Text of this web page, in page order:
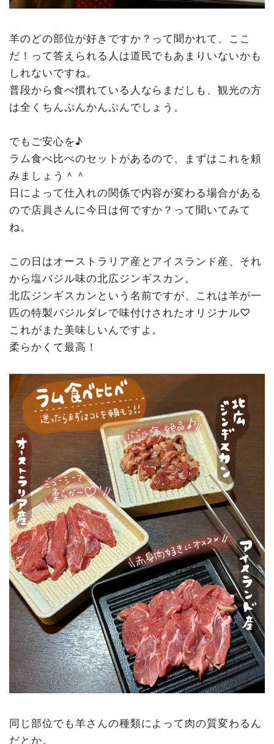
羊のどの部位が好きですか？って聞かれて、ここ
だ！って答えられる人は道民でもあまりいないかも
しれないですね。
普段から食べ慣れている人ならまだしも、観光の方
は全くちんぷんかんぷんでしょう。
でもご安心を♪
ラム食べ比べのセットがあるので、まずはこれを頼
みましょう＾＾
日によって仕入れの関係で内容が変わる場合がある
ので店員さんに今日は何ですか？って聞いてみて
ね。
この日はオーストラリア産とアイスランド産、それ
から塩バジル味の北広ジンギスカン。
北広ジンギスカンという名前ですが、これは羊が一
匹の特製バジルダレで味付けされたオリジナル♡
これがまた美味しいんですよ。
柔らかくて最高！
同じ部位でも羊さんの種類によって肉の質変わるん
だとか。